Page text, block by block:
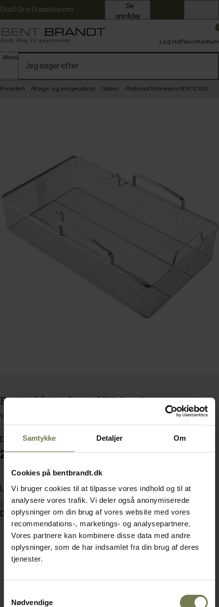
Samtykke Detaljer Om
Cookies på bentbrandt.dk
Vi bruger cookies til at tilpasse vores indhold og til at
analysere vores trafik. Vi deler også anonymiserede
oplysninger om din brug af vores website med vores
recommendations-, marketings- og analysepartnere.
Vores partnere kan kombinere disse data med andre
oplysninger, som de har indsamlet fra din brug af deres
tjenester.
Nødvendige
Godt Grej til gastronomi
områder
Menu
Log indFavoritterKurv
Forsiden Koge- og stegeudstyr iVario Rational friturekurv til VCC 112L
Rational friturekurv til VCC 112L
Varenummer: 71151437
Din pris (ekskl. moms)
2.075,00 kr./stk.
Læg i kurv
Bestillingsvare
Dokumenter